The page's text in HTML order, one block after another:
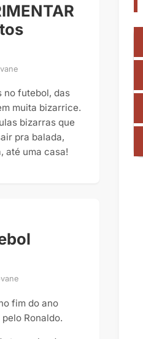
no futebol, das
muita bizarrice.
bizarras que
pra balada,
até uma casa!
fim do ano
Ronaldo.